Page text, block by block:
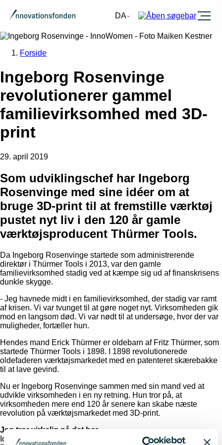
DA Burger
Forside
Ingeborg Rosenvinge
revolutionerer gammel
familievirksomhed med 3D-
print
29. april 2019
Som udviklingschef har Ingeborg
Rosenvinge med sine idéer om at
bruge 3D-print til at fremstille værktøj
pustet nyt liv i den 120 år gamle
værktøjsproducent Thürmer Tools.
Da Ingeborg Rosenvinge startede som administrerende
direktør i Thürmer Tools i 2013, var den gamle
familievirksomhed stadig ved at kæmpe sig ud af finanskrisens
dunkle skygge.
- Jeg havnede midt i en familievirksomhed, der stadig var ramt
af krisen. Vi var tvunget til at gøre noget nyt. Virksomheden gik
mod en langsom død. Vi var nødt til at undersøge, hvor der var
muligheder, fortæller hun.
Hendes mand Erick Thürmer er oldebarn af Fritz Thürmer, som
startede Thürmer Tools i 1898. I 1898 revolutionerede
oldefaderen værktøjsmarkedet med en patenteret skærebakke
til at lave gevind.
Nu er Ingeborg Rosenvinge sammen med sin mand ved at
udvikle virksomheden i en ny retning. Hun tror på, at
virksomheden mere end 120 år senere kan skabe næste
revolution på værktøjsmarkedet med 3D-print.
Jeg tror virkelig på det her
Idéen om at bruge 3D-print til at lave værktøjer var Ingeborg